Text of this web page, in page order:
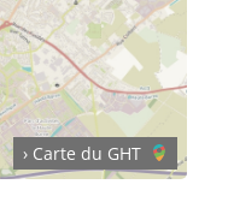
› Carte du GHT